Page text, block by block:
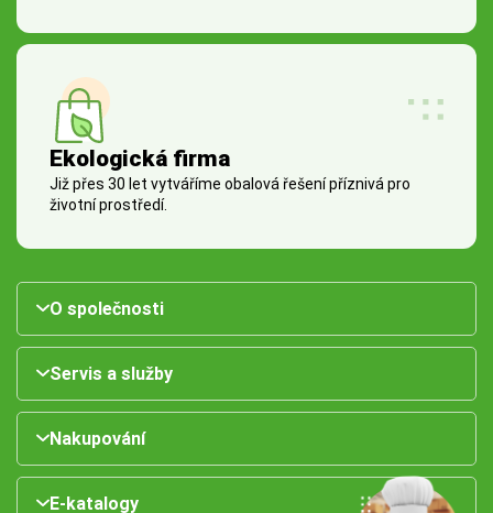
Ekologická firma
Již přes 30 let vytváříme obalová řešení příznivá pro
životní prostředí.
O společnosti
Servis a služby
Nakupování
E-katalogy